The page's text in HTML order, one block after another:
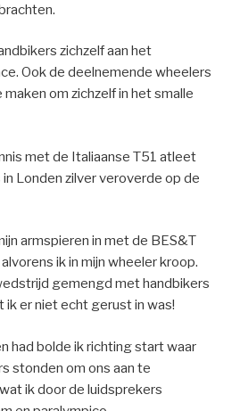
zichzelf aan het
Ook de deelnemende wheelers
om zichzelf in het smalle
met de Italiaanse T51 atleet
Londen zilver veroverde op de
armspieren in met de BES&T
ik in mijn wheeler kroop.
gemengd met handbikers
er niet echt gerust in was!
had bolde ik richting start waar
stonden om ons aan te
ik door de luidsprekers